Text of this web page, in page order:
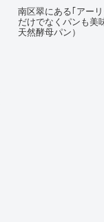
南区翠にある｢アー
だけでなくパンも美
天然酵母パン）